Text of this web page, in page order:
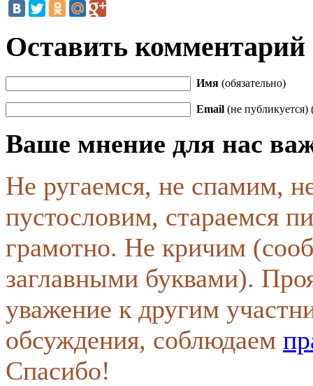
Оставить комментарий
Имя (обязательно)
Email (не публикуется)
Ваше мнение для нас
Не ругаемся, не спамим,
пустословим, стараемся
грамотно. Не кричим
заглавными буквами).
уважение к другим
обсуждения, соблюдаем
Спасибо!